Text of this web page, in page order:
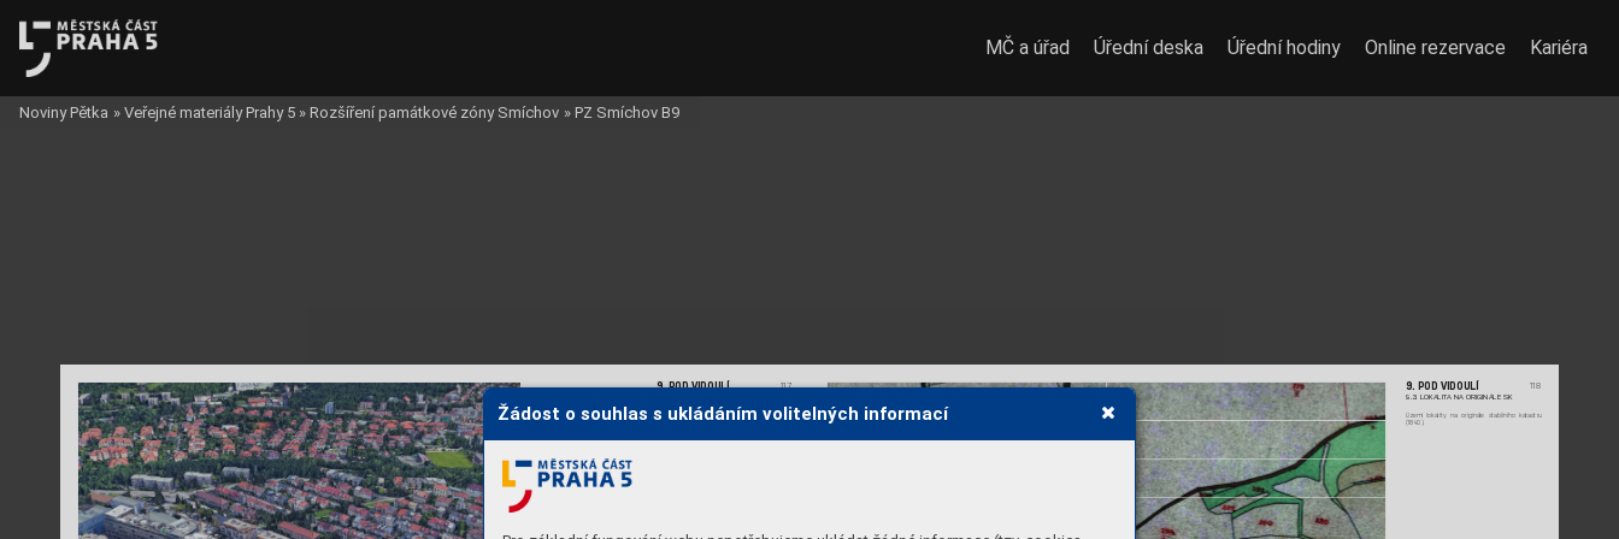
Žádost o souhlas s ukládáním volitelných informací
9. POD VIDOULÍ 117
Tato strana dokumentuje na souboru vybraný
9. POD VIDOULÍ 118
9.3. LOKALITA NA ORIGINÁLE SK
Území lokality na originále stabilního katastru
(1840).
MČ a úřad Úřední deska Úřední hodiny Online rezervace Kariéra
Noviny Pětka » Veřejné materiály Prahy 5 » Rozšíření památkové zóny Smíchov » PZ Smíchov B9